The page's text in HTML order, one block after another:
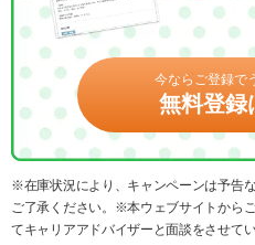
今ならご登録で
無料登録
※在庫状況により、キャンペーンは予告
ご了承ください。※本ウェブサイトから
てキャリアアドバイザーと面談をさせて